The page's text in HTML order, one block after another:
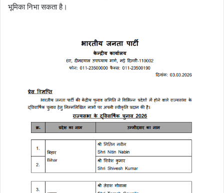
भूमिका निभा सकता है।